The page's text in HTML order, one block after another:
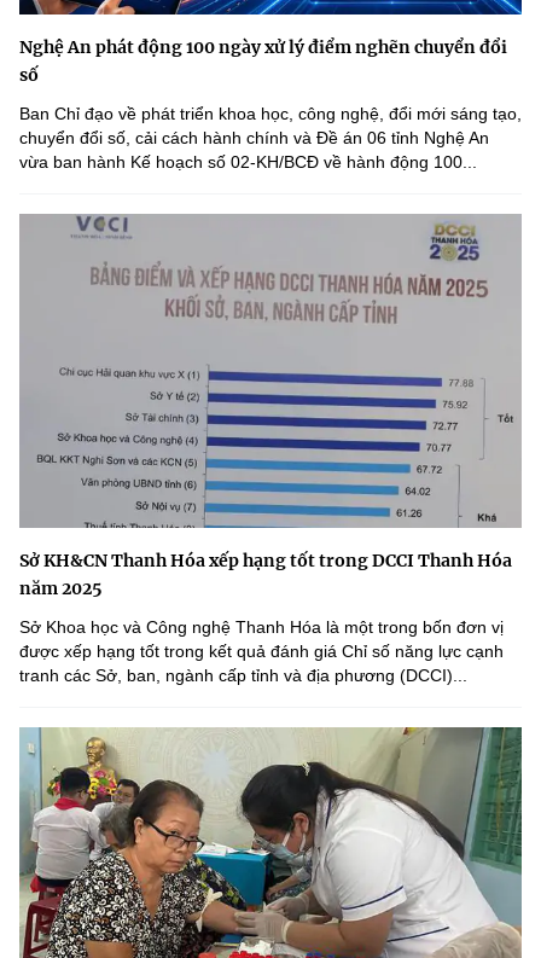
Nghệ An phát động 100 ngày xử lý điểm nghẽn chuyển đổi
số
Ban Chỉ đạo về phát triển khoa học, công nghệ, đổi mới sáng tạo,
chuyển đổi số, cải cách hành chính và Đề án 06 tỉnh Nghệ An
vừa ban hành Kế hoạch số 02-KH/BCĐ về hành động 100...
Sở KH&CN Thanh Hóa xếp hạng tốt trong DCCI Thanh Hóa
năm 2025
Sở Khoa học và Công nghệ Thanh Hóa là một trong bốn đơn vị
được xếp hạng tốt trong kết quả đánh giá Chỉ số năng lực cạnh
tranh các Sở, ban, ngành cấp tỉnh và địa phương (DCCI)...